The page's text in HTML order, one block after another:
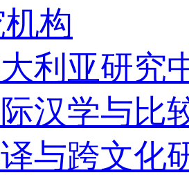
构
利亚研究
汉学与比
与跨文化